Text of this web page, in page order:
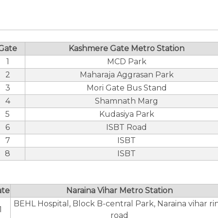
Kashmere Gate Metro Station
1
MCD Park
2
Maharaja Aggrasan Park
3
Mori Gate Bus Stand
4
Shamnath Marg
5
Kudasiya Park
6
ISBT Road
7
ISBT
8
ISBT
Naraina Vihar Metro Station
BEHL Hospital, Block B-central Park, Naraina vihar
road